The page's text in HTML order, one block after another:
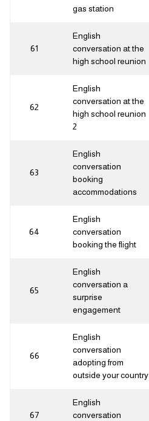
gas station
English
conversation at the
high school reunion
61
English
conversation at the
high school reunion
2
62
English
conversation
booking
accommodations
63
English
conversation
booking the flight
64
English
conversation a
surprise
engagement
65
English
conversation
adopting from
outside your country
66
English
conversation
67